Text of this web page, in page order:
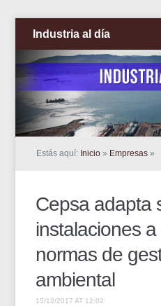
Industria al día
Estás aquí: Inicio » Empresas »
Cepsa adapta
instalaciones
normas de
ambiental
15/12/2017 AT 12:02